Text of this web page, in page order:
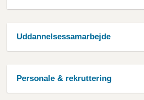
Uddannelsessamarbejde
Personale & rekruttering